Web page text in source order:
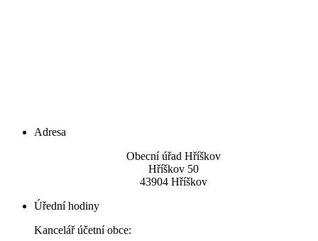
Adresa
Obecní úřad Hříškov
Hříškov 50
43904 Hříškov
Úřední hodiny
Kancelář účetní obce: